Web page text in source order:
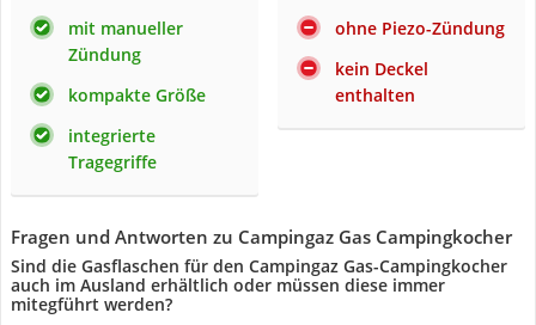
mit manueller
Zündung
kompakte Größe
integrierte
Tragegriffe
ohne Piezo-Zündung
kein Deckel
enthalten
Fragen und Antworten zu Campingaz Gas Campingkocher
Sind die Gasflaschen für den Campingaz Gas-Campingkocher
auch im Ausland erhältlich oder müssen diese immer
mitegführt werden?